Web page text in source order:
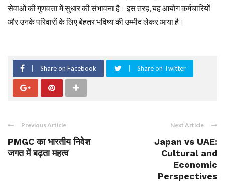
सेवाओं की गुणवत्ता में सुधार की संभावना है। इस तरह, यह आयोग कर्मचारियों
और उनके परिवारों के लिए बेहतर भविष्य की उम्मीद लेकर आया है।
Share on Facebook Share on Twitter
Previous Article
PMGC का भारतीय निवेश
जगत में बढ़ता महत्व
Next Article
Japan vs UAE:
Cultural and
Economic
Perspectives